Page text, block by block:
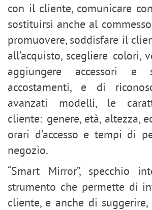
con il cliente, comunicare
sostituirsi anche al
promuovere, soddisfare il
all’acquisto, scegliere colori,
aggiungere accessori e
accostamenti, e di
avanzati modelli, le
cliente: genere, età, altezza,
orari d’accesso e tempi di
negozio.
“Smart Mirror”, specchio
strumento che permette di
cliente, e anche di suggerire,